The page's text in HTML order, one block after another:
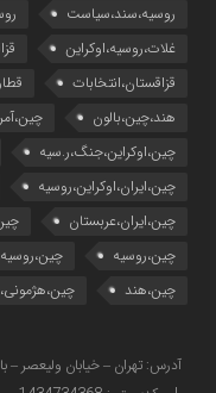
روسیه،سند،سیاست
غلات،روسیه،اوکراین
قزاقستان،انتخابات
هند،چین،بالون
چین،اوکراین،جنگ،ر.سیه
چین،ایران،اوکراین،روسیه
چین،ایران،عربستان
چین،روسیه
چین،هند